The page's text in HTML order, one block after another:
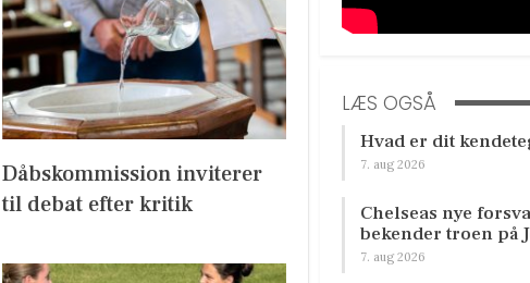
Dåbskommission inviterer
til debat efter kritik
LÆS OGSÅ
Hvad er dit
7. aug 2026
Chelseas nye
bekender troen på
7. aug 2026